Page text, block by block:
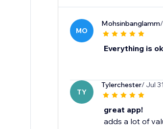
MO
Mohsinbanglamm
Everything is
TY
Tylerchester/ Jul
great app!
adds a lot of